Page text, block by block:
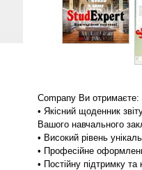
Company Ви отримаєте:
• Якісний щоденник
Вашого навчального
• Високий рівень
• Професійне
• Постійну підтримку